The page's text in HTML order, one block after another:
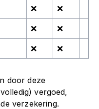
❌ ❌
❌ ❌
❌ ❌
door deze
vergoed,
verzekering.